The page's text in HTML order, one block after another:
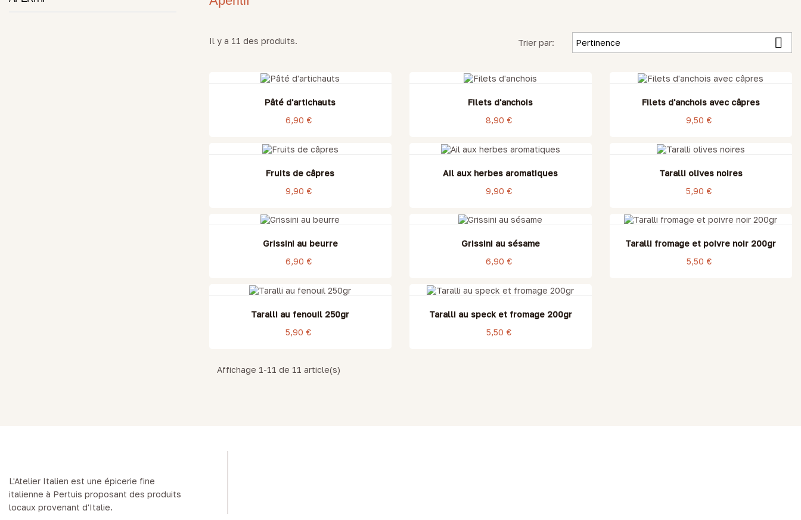
Il y a 11 des produits. Trier par: Pertinence 
Pâté d'artichauts
6,90 €
Filets d'anchois
8,90 €
Filets d'anchois avec câpres
9,50 €
Fruits de câpres
9,90 €
Ail aux herbes aromatiques
9,90 €
Taralli olives noires
5,90 €
RUPTURE DE STOCK
Grissini au beurre
6,90 €
Grissini au sésame
6,90 €
Taralli fromage et poivre noir 200gr
5,50 €
Taralli au fenouil 250gr
5,90 €
Taralli au speck et fromage 200gr
5,50 €
Affichage 1-11 de 11 article(s)
L'Atelier Italien est une épicerie fine
italienne à Pertuis proposant des produits
locaux provenant d'Italie.